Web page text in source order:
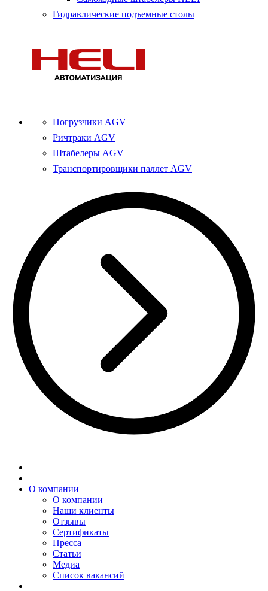
Гидравлические подъемные столы
Погрузчики AGV
Ричтраки AGV
Штабелеры AGV
Транспортировщики паллет AGV
О компании
О компании
Наши клиенты
Отзывы
Сертификаты
Пресса
Статьи
Медиа
Список вакансий